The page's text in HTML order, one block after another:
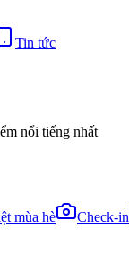
Tin tức
nổi tiếng nhất
mùa hè Check-in